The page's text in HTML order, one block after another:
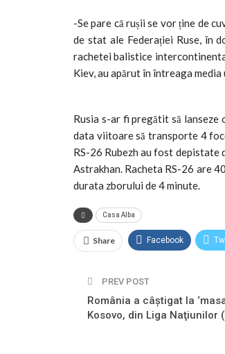
-Se pare că rușii se vor ține de
de stat ale Federației Ruse, în
rachetei balistice
Kiev, au apărut în întreaga
Rusia s-ar fi pregătit să lanseze
data viitoare să transporte 4
RS-26 Rubezh au fost
Astrakhan. Racheta RS-26 are
durata zborului de 4 minute.
Casa Alba
Share Facebook
PREV POST
România a câştigat la
Kosovo, din Liga Naţiunilor